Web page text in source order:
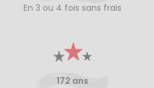
En 3 ou 4 fois sans frais
172 ans